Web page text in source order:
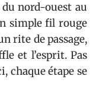
nord-ouest au
simple fil rouge
rite de passage,
et l’esprit. Pas
chaque étape se